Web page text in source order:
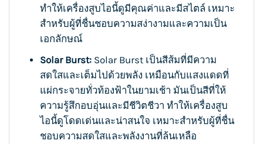
ทำให้เครื่องสูบไอนี้ดูมีคุณค่าและมีสไตล์ เหมาะ
สำหรับผู้ที่ชื่นชอบความสง่างามและความเป็น
เอกลักษณ์
Solar Burst:Solar Burst เป็นสีส้มที่มีความ
สดใสและเต็มไปด้วยพลัง เหมือนกับแสงแดดที่
แผ่กระจายทั่วท้องฟ้าในยามเช้า มันเป็นสีที่ให้
ความรู้สึกอบอุ่นและมีชีวิตชีวา ทำให้เครื่องสูบ
ไอนี้ดูโดดเด่นและน่าสนใจ เหมาะสำหรับผู้ที่ชื่น
ชอบความสดใสและพลังงานที่ล้นเหลือ